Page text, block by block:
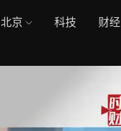
北京 科技 财经